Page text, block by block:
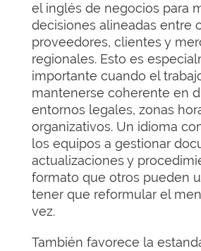
el inglés de negocios para
decisiones alineadas entre
proveedores, clientes y
regionales. Esto es
importante cuando el
mantenerse coherente en
entornos legales, zonas
organizativos. Un idioma
los equipos a gestionar
actualizaciones y
formato que otros pueden
tener que reformular el
vez.
También favorece la